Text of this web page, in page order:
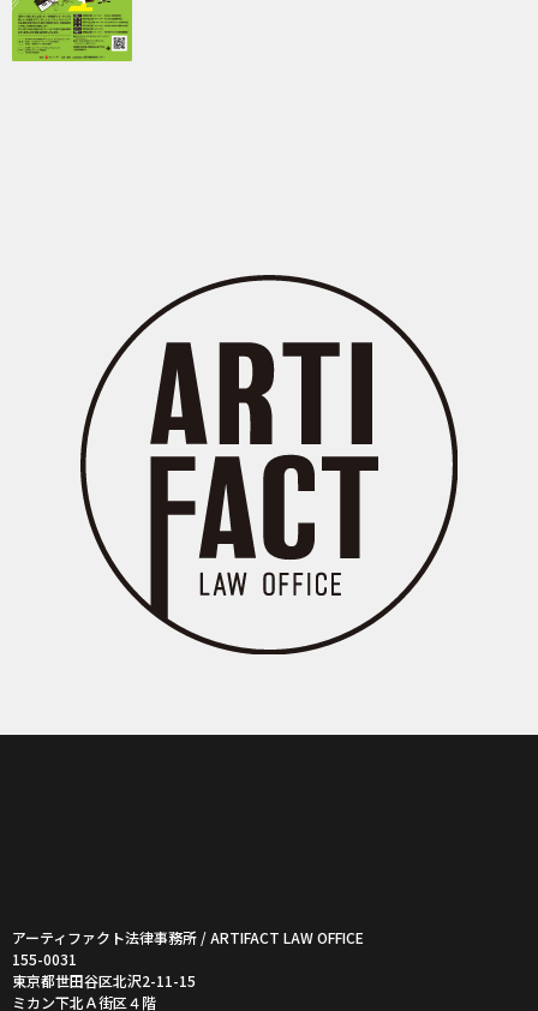
アーティファクト法律事務所 / ARTIFACT LAW OFFICE
155-0031
東京都世田谷区北沢2-11-15
ミカン下北Ａ街区４階